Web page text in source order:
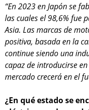
“En 2023 en Japón se
las cuales el 98,6% fue
Asia. Las marcas de
positiva, basada en la
continue siendo una
capaz de introducirse
mercado crecerá en el
¿En qué estado se